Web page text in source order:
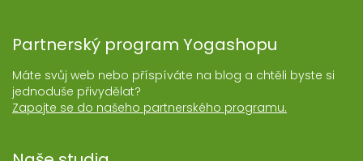
Partnerský program Yogashopu
Máte svůj web nebo příspíváte na blog a chtěli byste si
jednoduše přivydělat?
Zapojte se do našeho partnerského programu.